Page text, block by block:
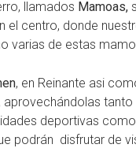
llamados Mamoas,
el centro, donde
varias de estas
, en Reinante asi
aprovechándolas
deportivas como
podrán disfrutar de